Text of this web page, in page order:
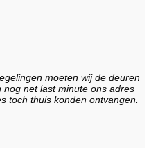
moeten wij de deuren
net last minute ons adres
toch thuis konden ontvangen.